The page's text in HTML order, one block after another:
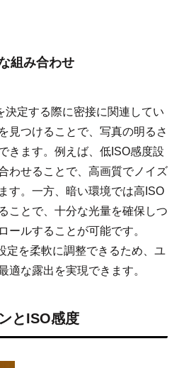
組み合わせ
決定する際に密接に関連してい
見つけることで、写真の明るさ
きます。例えば、低ISO感度設
わせることで、高画質でノイズ
す。一方、暗い環境では高ISO
ことで、十分な光量を確保しつ
ールすることが可能です。
定を柔軟に調整できるため、ユ
適な露出を実現できます。
とISO感度